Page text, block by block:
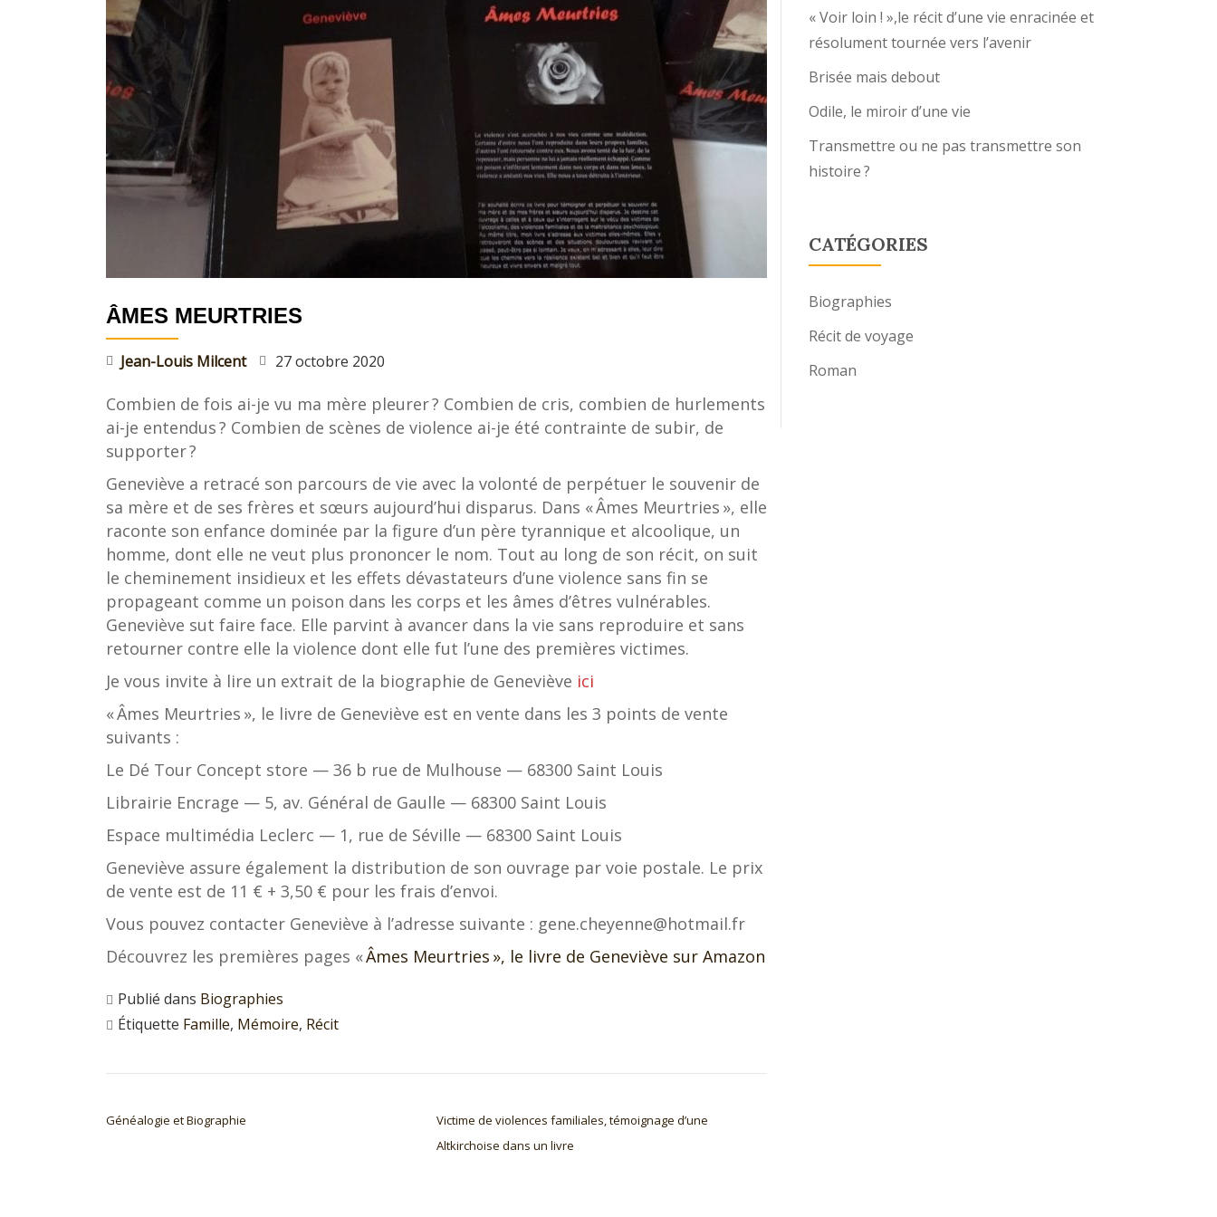
T
O
I
R
E
Jean-
Louis
Milcent,
Biographe
ÂMES MEURTRIES
Jean-Louis Milcent 27 octobre 2020
Combien de fois ai-je vu ma mère pleurer ? Combien de cris, combien de hurlements
ai-je entendus ? Combien de scènes de violence ai-je été contrainte de subir, de
supporter ?
Geneviève a retracé son parcours de vie avec la volonté de perpétuer le souvenir de
sa mère et de ses frères et sœurs aujourd’hui disparus. Dans « Âmes Meurtries », elle
raconte son enfance dominée par la figure d’un père tyrannique et alcoolique, un
homme, dont elle ne veut plus prononcer le nom. Tout au long de son récit, on suit
le cheminement insidieux et les effets dévastateurs d’une violence sans fin se
propageant comme un poison dans les corps et les âmes d’êtres vulnérables.
Geneviève sut faire face. Elle parvint à avancer dans la vie sans reproduire et sans
retourner contre elle la violence dont elle fut l’une des premières victimes.
Je vous invite à lire un extrait de la biographie de Geneviève ici
« Âmes Meurtries », le livre de Geneviève est en vente dans les 3 points de vente
suivants :
Le Dé Tour Concept store — 36 b rue de Mulhouse — 68300 Saint Louis
Librairie Encrage — 5, av. Général de Gaulle — 68300 Saint Louis
Espace multimédia Leclerc — 1, rue de Séville — 68300 Saint Louis
Geneviève assure également la distribution de son ouvrage par voie postale. Le prix
de vente est de 11 € + 3,50 € pour les frais d’envoi.
Vous pouvez contacter Geneviève à l’adresse suivante : gene.cheyenne@hotmail.fr
Découvrez les premières pages «Âmes Meurtries », le livre de Geneviève sur Amazon
Publié dans Biographies
Étiquette Famille, Mémoire, Récit
Généalogie et Biographie
Victime de violences familiales, témoignage d’une
Altkirchoise dans un livre
« Voir loin ! »,le récit d’une vie enracinée et
résolument tournée vers l’avenir
Brisée mais debout
Odile, le miroir d’une vie
Transmettre ou ne pas transmettre son
histoire ?
CATÉGORIES
Biographies
Récit de voyage
Roman